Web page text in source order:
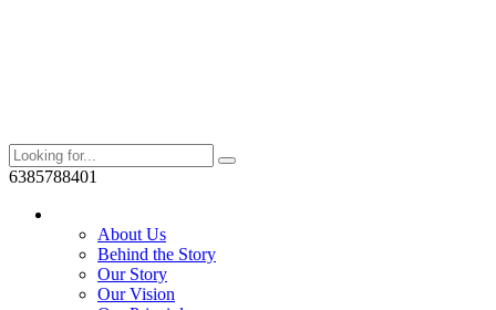
6385788401
About Us
Behind the Story
Our Story
Our Vision